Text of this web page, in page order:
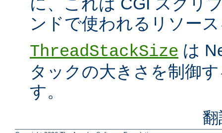
ンドで使われるリソー
ThreadStackSize は
タックの大きさを制御
す。